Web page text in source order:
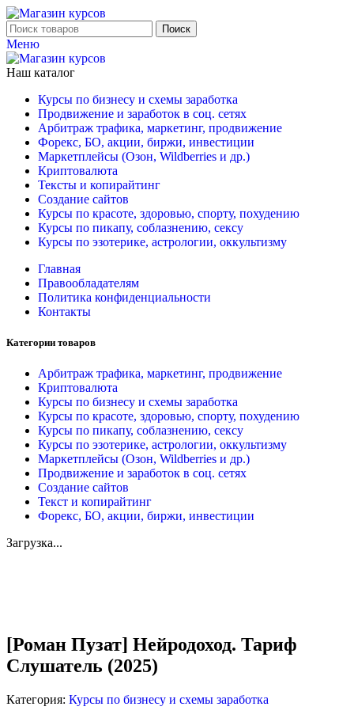
Поиск
Меню
Наш каталог
Курсы по бизнесу и схемы заработка
Продвижение и заработок в соц. сетях
Арбитраж трафика, маркетинг, продвижение
Форекс, БО, акции, биржи, инвестиции
Маркетплейсы (Озон, Wildberries и др.)
Криптовалюта
Тексты и копирайтинг
Создание сайтов
Курсы по красоте, здоровью, спорту, похудению
Курсы по пикапу, соблазнению, сексу
Курсы по эзотерике, астрологии, оккультизму
Главная
Правообладателям
Политика конфиденциальности
Контакты
Категории товаров
Арбитраж трафика, маркетинг, продвижение
Криптовалюта
Курсы по бизнесу и схемы заработка
Курсы по красоте, здоровью, спорту, похудению
Курсы по пикапу, соблазнению, сексу
Курсы по эзотерике, астрологии, оккультизму
Маркетплейсы (Озон, Wildberries и др.)
Продвижение и заработок в соц. сетях
Создание сайтов
Текст и копирайтинг
Форекс, БО, акции, биржи, инвестиции
Загрузка...
[Роман Пузат] Нейродоход. Тариф
Слушатель (2025)
Категория: Курсы по бизнесу и схемы заработка